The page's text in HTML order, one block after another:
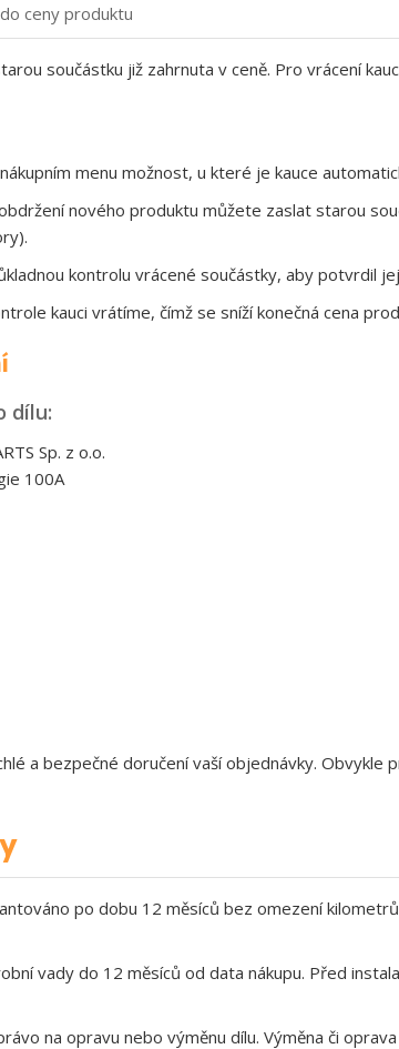
ceny produktu
součástku již zahrnuta v ceně. Pro vrácení
menu možnost, u které je kauce
nového produktu můžete zaslat starou
kontrolu vrácené součástky, aby potvrdil
kauci vrátíme, čímž se sníží konečná cena
dílu:
Sp. z o.o.
100A
a bezpečné doručení vaší objednávky.
po dobu 12 měsíců bez omezení
vady do 12 měsíců od data nákupu. Před
na opravu nebo výměnu dílu. Výměna či